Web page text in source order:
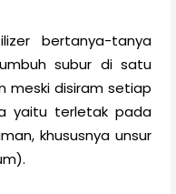
bertanya-tanya
subur di satu
meski disiram setiap
yaitu terletak pada
khususnya unsur